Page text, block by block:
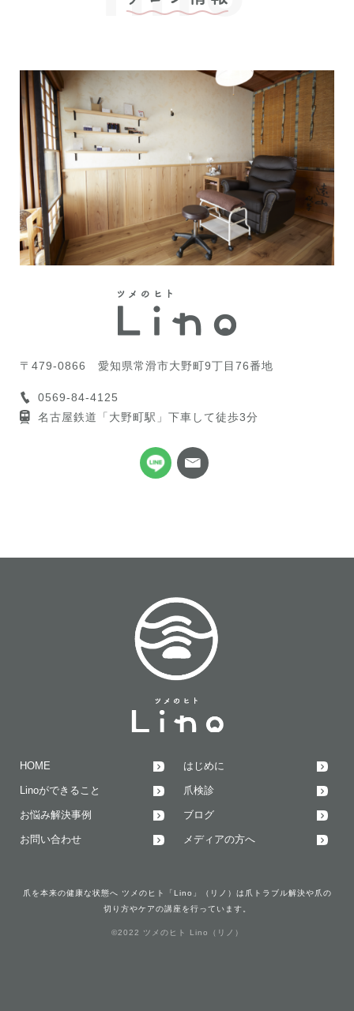
〒479-0866 愛知県常滑市大野町9丁目76番地
0569-84-4125
名古屋鉄道「大野町駅」下車して徒歩3分
HOME はじめに
Linoができること 爪検診
お悩み解決事例 ブログ
お問い合わせ メディアの方へ
爪を本来の健康な状態へ ツメのヒト「Lino」（リノ）は爪トラブル解決や爪の
切り方やケアの講座を行っています。
©2022 ツメのヒト Lino（リノ）